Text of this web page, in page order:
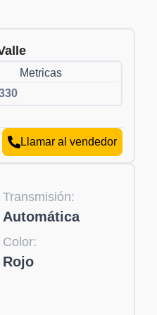
Metricas
Llamar al vendedor
Transmisión:
Automática
Color:
Rojo